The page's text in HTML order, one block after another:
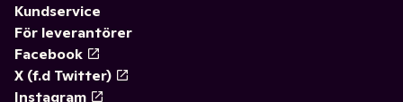
Kundservice
För leverantörer
Facebook
X (f.d Twitter)
Instagram